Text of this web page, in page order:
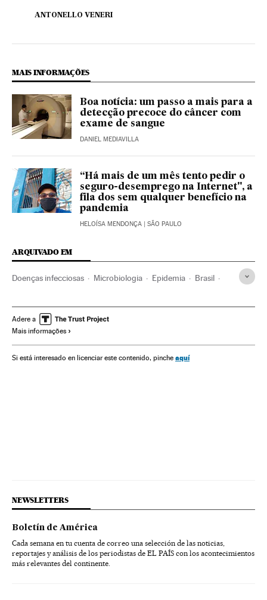
ANTONELLO VENERI
MAIS INFORMAÇÕES
Boa notícia: um passo a mais para a
detecção precoce do câncer com
exame de sangue
DANIEL MEDIAVILLA
“Há mais de um mês tento pedir o
seguro-desemprego na Internet", a
fila dos sem qualquer benefício na
pandemia
HELOÍSA MENDONÇA | SÃO PAULO
ARQUIVADO EM
Doenças infecciosas Microbiologia Epidemia Brasil
América Economia
Crisis económica coronavirus covid-19
Ciências naturais Ciência Coronavirus Covid-19
Adere a
Mais informações
Si está interesado en licenciar este contenido, pinche aquí
NEWSLETTERS
Boletín de América
Cada semana en tu cuenta de correo una selección de las noticias,
reportajes y análisis de los periodistas de EL PAÍS con los acontecimientos
más relevantes del continente.